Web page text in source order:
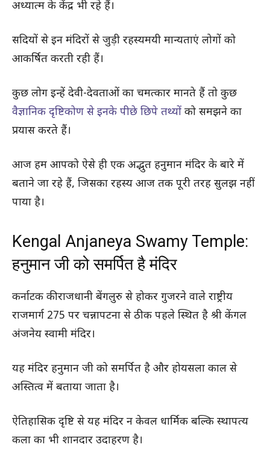
अध्यात्म के केंद्र भी रहे हैं।
सदियों से इन मंदिरों से जुड़ी रहस्यमयी मान्यताएं लोगों को
आकर्षित करती रही हैं।
कुछ लोग इन्हें देवी-देवताओं का चमत्कार मानते हैं तो कुछ
वैज्ञानिक दृष्टिकोण से इनके पीछे छिपे तथ्यों को समझने का
प्रयास करते हैं।
आज हम आपको ऐसे ही एक अद्भुत हनुमान मंदिर के बारे में
बताने जा रहे हैं, जिसका रहस्य आज तक पूरी तरह सुलझ नहीं
पाया है।
Kengal Anjaneya Swamy Temple:
हनुमान जी को समर्पित है मंदिर
कर्नाटक की राजधानी बेंगलुरु से होकर गुजरने वाले राष्ट्रीय
राजमार्ग 275 पर चन्नापटना से ठीक पहले स्थित है श्री केंगल
अंजनेय स्वामी मंदिर।
यह मंदिर हनुमान जी को समर्पित है और होयसला काल से
अस्तित्व में बताया जाता है।
ऐतिहासिक दृष्टि से यह मंदिर न केवल धार्मिक बल्कि स्थापत्य
कला का भी शानदार उदाहरण है।